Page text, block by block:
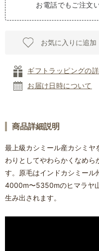
お電話でもご注文
お気に入りに追加
ギフトラッピングの
お届け日時について
商品詳細説明
最上級カシミール産カシミヤ
わりとしてやわらかくなめ
す。原毛はインドカシミール
4000m〜5350mのヒマラヤ
生み出されます。